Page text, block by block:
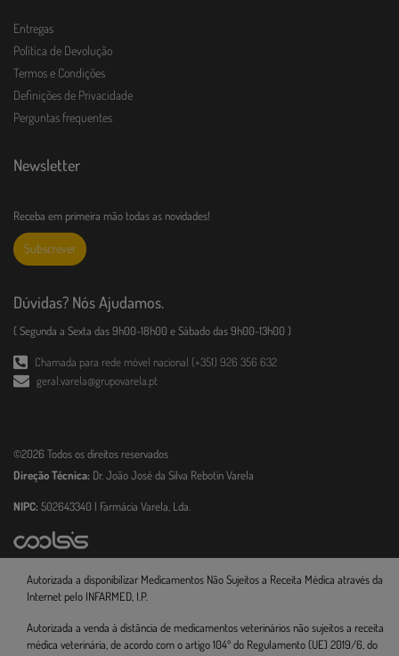
Entregas
Política de Devolução
Termos e Condições
Definições de Privacidade
Perguntas frequentes
Newsletter
Receba em primeira mão todas as novidades!
Subscrever
Dúvidas? Nós Ajudamos.
( Segunda a Sexta das 9h00-18h00 e Sábado das 9h00-13h00 )
Chamada para rede móvel nacional (+351) 926 356 632
geral.varela@grupovarela.pt
©2026 Todos os direitos reservados
Direção Técnica: Dr. João José da Silva Rebotin Varela
NIPC: 502643340 | Farmácia Varela, Lda.
Autorizada a disponibilizar Medicamentos Não Sujeitos a Receita Médica através da
Internet pelo INFARMED, I.P.
Autorizada a venda à distância de medicamentos veterinários não sujeitos a receita
médica veterinária, de acordo com o artigo 104º do Regulamento (UE) 2019/6, do